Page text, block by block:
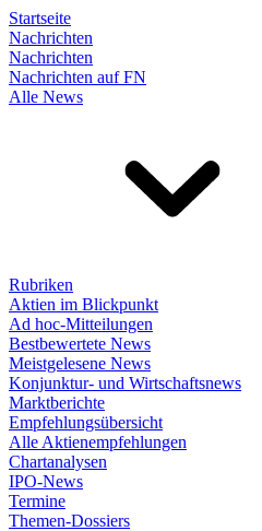
Startseite
Nachrichten
Nachrichten
Nachrichten auf FN
Alle News
Rubriken
Aktien im Blickpunkt
Ad hoc-Mitteilungen
Bestbewertete News
Meistgelesene News
Konjunktur- und Wirtschaftsnews
Marktberichte
Empfehlungsübersicht
Alle Aktienempfehlungen
Chartanalysen
IPO-News
Termine
Themen-Dossiers